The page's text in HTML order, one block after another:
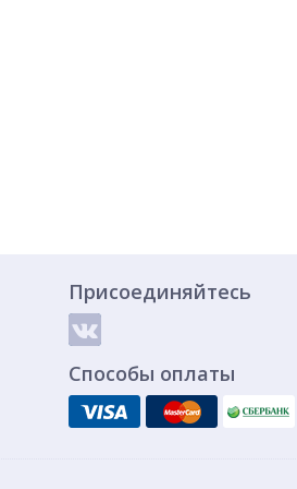
Присоединяйтесь
Способы оплаты